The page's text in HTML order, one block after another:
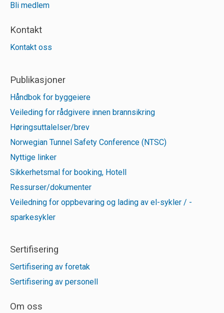
Bli medlem
Kontakt
Kontakt oss
Publikasjoner
Håndbok for byggeiere
Veileding for rådgivere innen brannsikring
Høringsuttalelser/brev
Norwegian Tunnel Safety Conference (NTSC)
Nyttige linker
Sikkerhetsmal for booking, Hotell
Ressurser/dokumenter
Veiledning for oppbevaring og lading av el-sykler / -
sparkesykler
Sertifisering
Sertifisering av foretak
Sertifisering av personell
Om oss